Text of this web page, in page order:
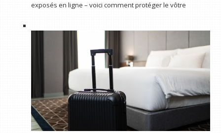
exposés en ligne – voici comment protéger le vôtre